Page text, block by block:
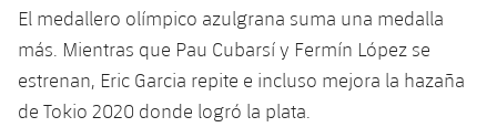
Historia
Palmarés
Alevín
Actualidad
Masculino
Femenino
Baloncesto en silla de ruedas
plusicon
más
Actualidad
Hockey sobre hielo
plusicon
más
El medallero olímpico azulgrana suma una medalla
más. Mientras que Pau Cubarsí y Fermín López se
estrenan, Eric Garcia repite e incluso mejora la hazaña
de Tokio 2020 donde logró la plata.